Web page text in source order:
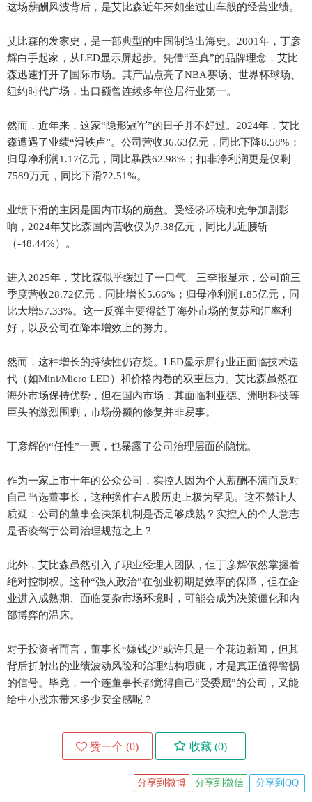
这场薪酬风波背后，是艾比森近年来如坐过山车般的经营业绩。
艾比森的发家史，是一部典型的中国制造出海史。2001年，丁彦
辉白手起家，从LED显示屏起步。凭借“至真”的品牌理念，艾比
森迅速打开了国际市场。其产品点亮了NBA赛场、世界杯球场、
纽约时代广场，出口额曾连续多年位居行业第一。
然而，近年来，这家“隐形冠军”的日子并不好过。2024年，艾比
森遭遇了业绩“滑铁卢”。公司营收36.63亿元，同比下降8.58%；
归母净利润1.17亿元，同比暴跌62.98%；扣非净利润更是仅剩
7589万元，同比下滑72.51%。
业绩下滑的主因是国内市场的崩盘。受经济环境和竞争加剧影
响，2024年艾比森国内营收仅为7.38亿元，同比几近腰斩
（-48.44%）。
进入2025年，艾比森似乎缓过了一口气。三季报显示，公司前三
季度营收28.72亿元，同比增长5.66%；归母净利润1.85亿元，同
比大增57.33%。这一反弹主要得益于海外市场的复苏和汇率利
好，以及公司在降本增效上的努力。
然而，这种增长的持续性仍存疑。LED显示屏行业正面临技术迭
代（如Mini/Micro LED）和价格内卷的双重压力。艾比森虽然在
海外市场保持优势，但在国内市场，其面临利亚德、洲明科技等
巨头的激烈围剿，市场份额的修复并非易事。
丁彦辉的“任性”一票，也暴露了公司治理层面的隐忧。
作为一家上市十年的公众公司，实控人因为个人薪酬不满而反对
自己当选董事长，这种操作在A股历史上极为罕见。这不禁让人
质疑：公司的董事会决策机制是否足够成熟？实控人的个人意志
是否凌驾于公司治理规范之上？
此外，艾比森虽然引入了职业经理人团队，但丁彦辉依然掌握着
绝对控制权。这种“强人政治”在创业初期是效率的保障，但在企
业进入成熟期、面临复杂市场环境时，可能会成为决策僵化和内
部博弈的温床。
对于投资者而言，董事长“嫌钱少”或许只是一个花边新闻，但其
背后折射出的业绩波动风险和治理结构瑕疵，才是真正值得警惕
的信号。毕竟，一个连董事长都觉得自己“受委屈”的公司，又能
给中小股东带来多少安全感呢？
赞一个 (0) 收藏 (0)
分享到QQ
分享到微信
分享到微博